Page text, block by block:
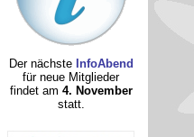
Der nächste InfoAbend
für neue Mitglieder
findet am 4. November
statt.